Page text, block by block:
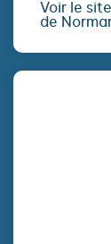
Voir le
de